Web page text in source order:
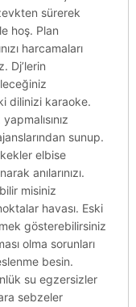
sürerek
hoş. Plan
harcamaları
Dj’lerin
dilinizi karaoke.
sunup.
elbise
anılarınızı.
misiniz
havası. Eski
gösterebilirsiniz
olma sorunları
besin.
su egzersizler
sebzeler